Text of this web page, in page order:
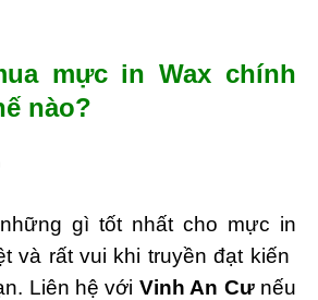
mực in Wax chính
nào?
gì tốt nhất cho mực in
và rất vui khi truyền đạt kiến
Liên hệ với Vinh An Cưnếu